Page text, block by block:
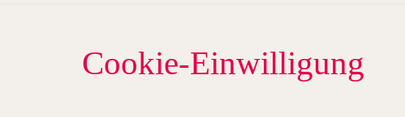
Cookie-Einwilligung